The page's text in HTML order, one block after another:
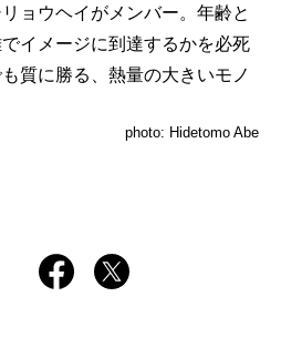
ョウヘイがメンバー。年齢と
イメージに到達するかを必死
質に勝る、熱量の大きいモノ
photo: Hidetomo Abe